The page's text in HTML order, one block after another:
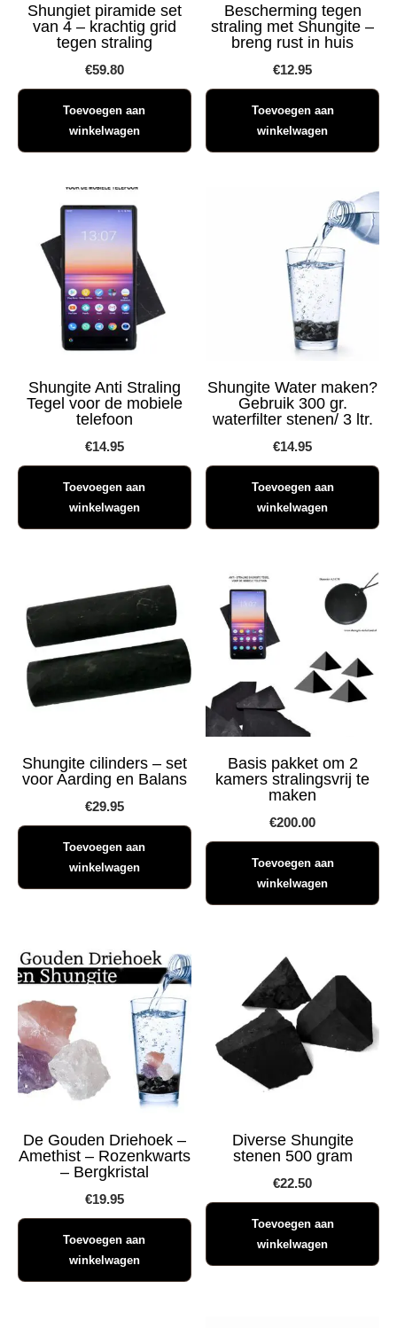
Shungiet piramide set
van 4 – krachtig grid
tegen straling
€59.80
Toevoegen aan
winkelwagen
Bescherming tegen
straling met Shungite –
breng rust in huis
€12.95
Toevoegen aan
winkelwagen
Shungite Anti Straling
Tegel voor de mobiele
telefoon
€14.95
Toevoegen aan
winkelwagen
Shungite Water maken?
Gebruik 300 gr.
waterfilter stenen/ 3 ltr.
€14.95
Toevoegen aan
winkelwagen
Shungite cilinders – set
voor Aarding en Balans
€29.95
Toevoegen aan
winkelwagen
Basis pakket om 2
kamers stralingsvrij te
maken
€200.00
Toevoegen aan
winkelwagen
De Gouden Driehoek –
Amethist – Rozenkwarts
– Bergkristal
€19.95
Toevoegen aan
winkelwagen
Diverse Shungite
stenen 500 gram
€22.50
Toevoegen aan
winkelwagen